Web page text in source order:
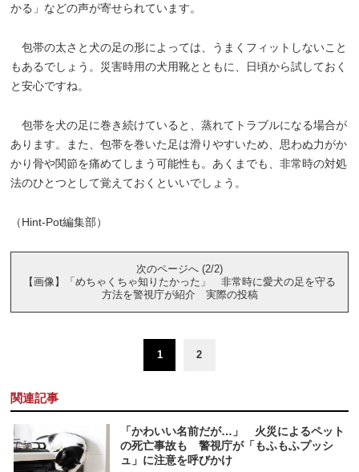
かる」などの声が寄せられています。
包帯の太さと犬の足の形によっては、うまくフィットしないこと
もあるでしょう。災害時用の犬用靴とともに、日頃から試しておく
と安心ですね。
包帯を犬の足に巻き続けていると、蒸れてトラブルになる場合が
あります。また、包帯を巻いた足は滑りやすいため、思わぬ力がか
かり骨や関節を痛めてしまう可能性も。あくまでも、非常時の対処
法のひとつとして覚えておくといいでしょう。
（Hint-Pot編集部）
次のページへ (2/2)
【画像】「めちゃくちゃ知りたかった」 非常時に愛犬の足を守る
方法を警視庁が紹介 実際の投稿
1 2
関連記事
「かわいい名前だが…」 火災によるペット
の死亡事故も 警視庁が「もふもふプッシ
ュ」に注意を呼びかけ